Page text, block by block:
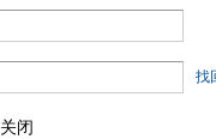
找
关闭